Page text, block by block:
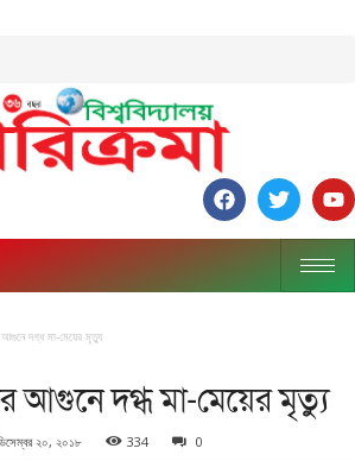
দগ্ধ মা-মেয়ের মৃত্যু
আগুনে দগ্ধ মা-মেয়ের মৃত্যু
২০, ২০১৮ 334 0